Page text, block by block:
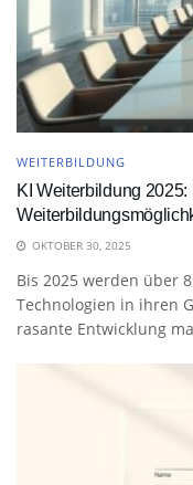
WEITERBILDUNG
KI Weiterbildung 2025:
OKTOBER 30, 2025
Bis 2025 werden über
Technologien in ihren
rasante Entwicklung